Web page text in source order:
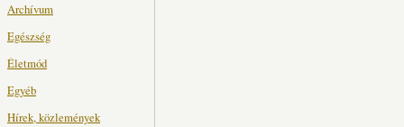
Archívum
Egészség
Életmód
Egyéb
Hírek, közlemények